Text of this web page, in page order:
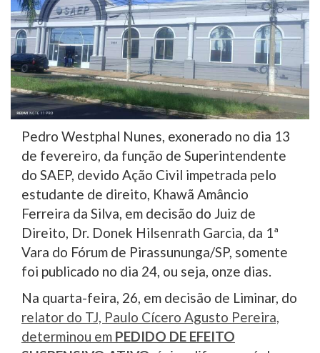
Pedro Westphal Nunes, exonerado no dia 13
de fevereiro, da função de Superintendente
do SAEP, devido Ação Civil impetrada pelo
estudante de direito, Khawã Amâncio
Ferreira da Silva, em decisão do Juiz de
Direito, Dr. Donek Hilsenrath Garcia, da 1ª
Vara do Fórum de Pirassununga/SP, somente
foi publicado no dia 24, ou seja, onze dias.
Na quarta-feira, 26, em decisão de Liminar, do
relator do TJ, Paulo Cícero Agusto Pereira,
determinou em PEDIDO DE EFEITO